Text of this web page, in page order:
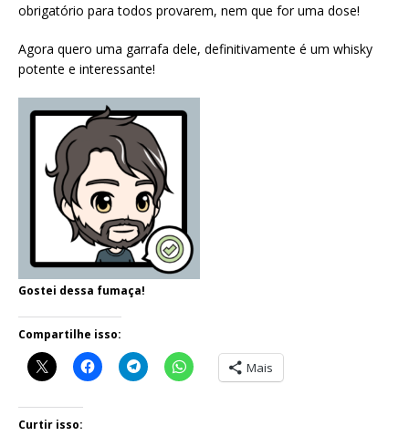
obrigatório para todos provarem, nem que for uma dose!
Agora quero uma garrafa dele, definitivamente é um whisky
potente e interessante!
Gostei dessa fumaça!
Compartilhe isso:
Mais
Curtir isso: